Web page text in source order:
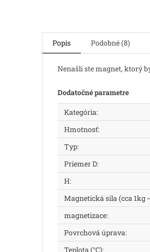
Popis Podobné (8)
Nenašli ste magnet, ktorý
Dodatočné parametre
Kategória:
Hmotnosť:
Typ:
Priemer D:
H:
Magnetická sila (cca 1kg
magnetizace:
Povrchová úprava:
Teplota (°C):